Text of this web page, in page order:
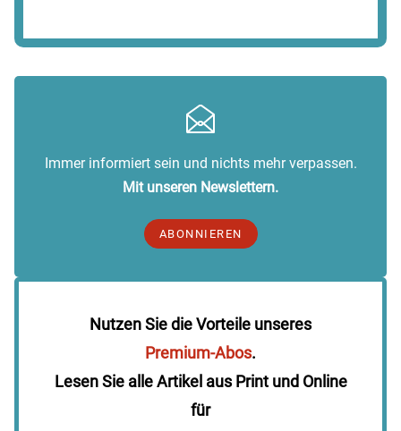
Immer informiert sein und nichts mehr verpassen.
Mit unseren Newslettern.
ABONNIEREN
Nutzen Sie die Vorteile unseres
Premium-Abos.
Lesen Sie alle Artikel aus Print und Online
für